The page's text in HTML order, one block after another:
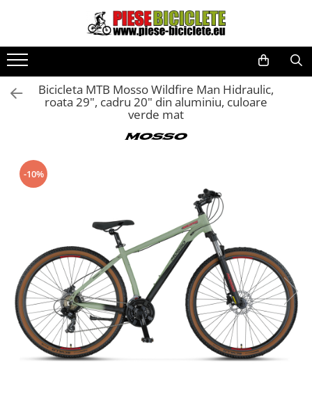
Toate Produsele
Biciclete
Biciclete fara pedale
Cursiere
Mountain Bike
Skateboard
Trekking
Triciclete
Trotinete
Vehicule Electrice
Scutere
Bicicleta MTB Mosso Wildfire Man Hidraulic,
roata 29", cadru 20" din aluminiu, culoare
verde mat
-10%